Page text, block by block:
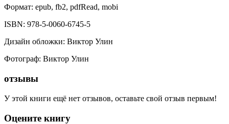
Формат: epub, fb2, pdfRead, mobi
ISBN: 978-5-0060-6745-5
Дизайн обложки: Виктор Улин
Фотограф: Виктор Улин
отзывы
У этой книги ещё нет отзывов, оставьте свой отзыв первым!
Оцените книгу